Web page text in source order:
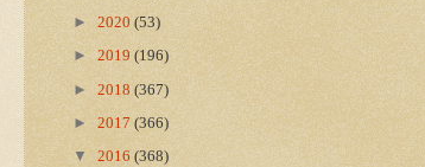
► 2020 (53)
► 2019 (196)
► 2018 (367)
► 2017 (366)
▼ 2016 (368)